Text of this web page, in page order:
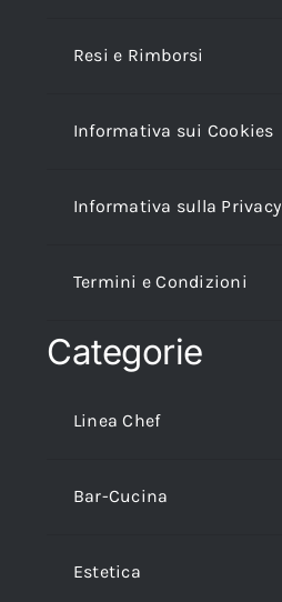
Resi e Rimborsi
Informativa sui Cookies
Informativa sulla Privacy
Termini e Condizioni
Categorie
Linea Chef
Bar-Cucina
Estetica